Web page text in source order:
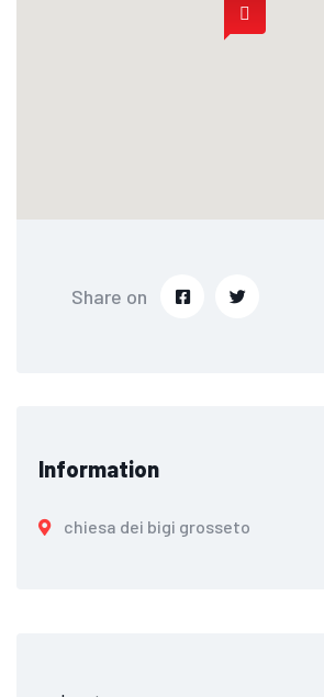
Share on
Information
chiesa dei bigi grosseto